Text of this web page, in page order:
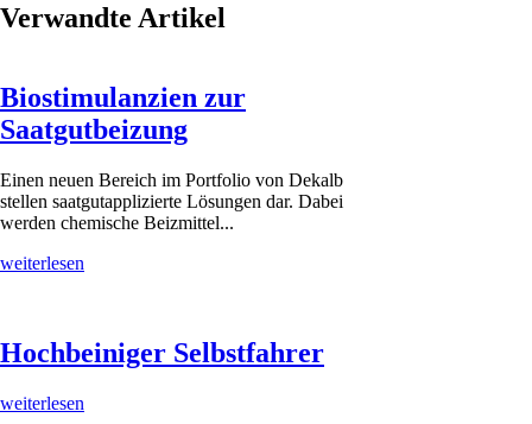
Verwandte Artikel
Biostimulanzien zur
Saatgutbeizung
Einen neuen Bereich im Portfolio von Dekalb
stellen saatgutapplizierte Lösungen dar. Dabei
werden chemische Beizmittel...
weiterlesen
Hochbeiniger Selbstfahrer
weiterlesen